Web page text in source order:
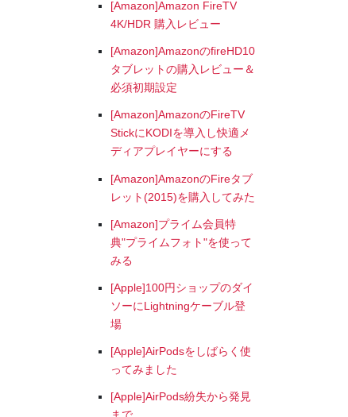
[Amazon]Amazon FireTV
4K/HDR 購入レビュー
[Amazon]AmazonのfireHD10
タブレットの購入レビュー＆
必須初期設定
[Amazon]AmazonのFireTV
StickにKODIを導入し快適メ
ディアプレイヤーにする
[Amazon]AmazonのFireタブ
レット(2015)を購入してみた
[Amazon]プライム会員特
典"プライムフォト"を使って
みる
[Apple]100円ショップのダイ
ソーにLightningケーブル登
場
[Apple]AirPodsをしばらく使
ってみました
[Apple]AirPods紛失から発見